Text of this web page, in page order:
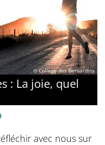
© Collège des Bernardins
: La joie, quel
avec nous sur